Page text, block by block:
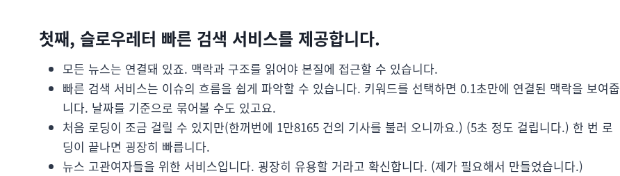
첫째, 슬로우레터 빠른 검색 서비스를 제공합니다.
모든 뉴스는 연결돼 있죠. 맥락과 구조를 읽어야 본질에 접근할 수 있습니다.
빠른 검색 서비스는 이슈의 흐름을 쉽게 파악할 수 있습니다. 키워드를 선택하면 0.1초만에 연결된 맥락을 보여줍
니다. 날짜를 기준으로 묶어볼 수도 있고요.
처음 로딩이 조금 걸릴 수 있지만(한꺼번에 1만8165 건의 기사를 불러 오니까요.) (5초 정도 걸립니다.) 한 번 로
딩이 끝나면 굉장히 빠릅니다.
뉴스 고관여자들을 위한 서비스입니다. 굉장히 유용할 거라고 확신합니다. (제가 필요해서 만들었습니다.)